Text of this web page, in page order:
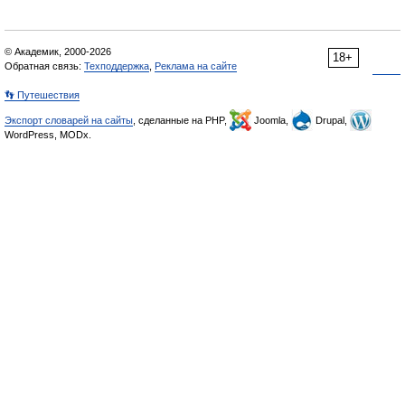
18+
© Академик, 2000-2026
Обратная связь: Техподдержка Реклама на сайте
👣 Путешествия
Экспорт словарей на сайты , сделанные на PHP, Joomla,
Drupal,
WordPress, MODx.